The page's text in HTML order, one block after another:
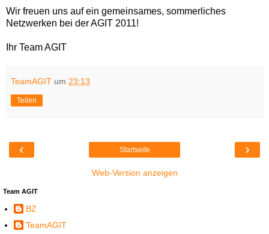
Wir freuen uns auf ein gemeinsames, sommerliches
Netzwerken bei der AGIT 2011!
Ihr Team AGIT
TeamAGIT um 23:13
Teilen
‹ ›
Startseite
Web-Version anzeigen
Team AGIT
BZ
TeamAGIT